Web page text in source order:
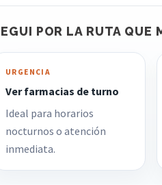
POR LA RUTA QUE
URGENCIA
Ver farmacias de turno
Ideal para horarios
nocturnos o atención
inmediata.